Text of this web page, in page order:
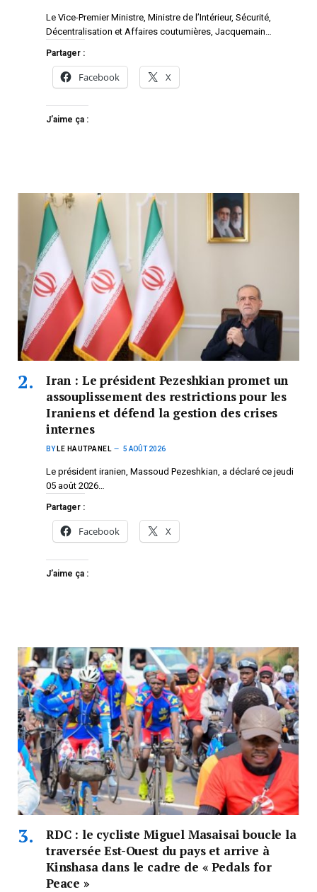
Le Vice-Premier Ministre, Ministre de l’Intérieur, Sécurité,
Décentralisation et Affaires coutumières, Jacquemain…
Partager :
Facebook X
J’aime ça :
Iran : Le président Pezeshkian promet un
assouplissement des restrictions pour les
Iraniens et défend la gestion des crises
internes
BY LE HAUTPANEL 5 AOÛT 2026
Le président iranien, Massoud Pezeshkian, a déclaré ce jeudi
05 août 2026…
Partager :
Facebook X
J’aime ça :
RDC : le cycliste Miguel Masaisai boucle la
traversée Est-Ouest du pays et arrive à
Kinshasa dans le cadre de « Pedals for
Peace »